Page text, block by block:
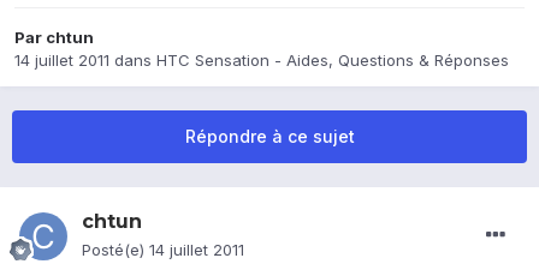
Par chtun
14 juillet 2011 dans HTC Sensation - Aides, Questions & Réponses
Répondre à ce sujet
chtun
Posté(e) 14 juillet 2011